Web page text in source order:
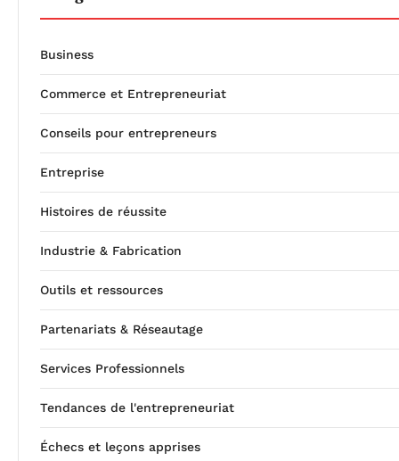
Business
Commerce et Entrepreneuriat
Conseils pour entrepreneurs
Entreprise
Histoires de réussite
Industrie & Fabrication
Outils et ressources
Partenariats & Réseautage
Services Professionnels
Tendances de l'entrepreneuriat
Échecs et leçons apprises